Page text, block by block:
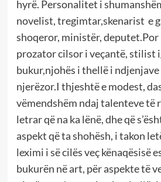
hyrë. Personalitet i
novelist, tregimtar,skenarist e
shoqeror, ministër,
prozator cilsor i veçantë, stilist
bukur,njohës i thellë i
njerëzor.I thjeshtë e modest,
vëmendshëm ndaj talenteve të
letrar që na ka lënë, dhe që
aspekt që ta shohësh, i takon
leximi i së cilës veç kënaqësisë
bukurën në art, për aspekte të